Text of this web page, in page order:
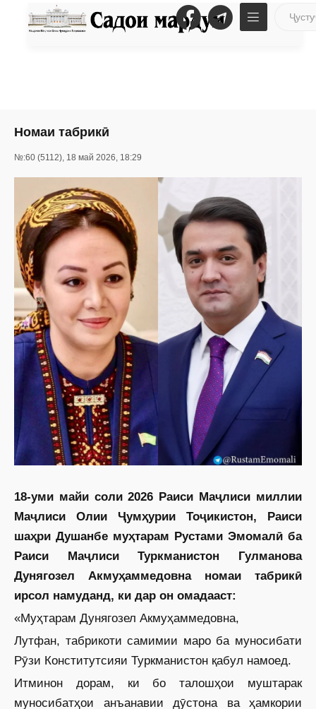
Номаи табрикӣ
№:60 (5112), 18 май 2026, 18:29
18-уми майи соли 2026 Раиси Маҷлиси миллии
Маҷлиси Олии Ҷумҳурии Тоҷикистон, Раиси
шаҳри Душанбе муҳтарам Рустами Эмомалӣ ба
Раиси Маҷлиси Туркманистон Гулманова
Дунягозел Акмуҳаммедовна номаи табрикӣ
ирсол намуданд, ки дар он омадааст:
«Муҳтарам Дунягозел Акмуҳаммедовна,
Лутфан, табрикоти самимии маро ба муносибати
Рӯзи Конс­титутсияи Туркманистон қабул намоед.
Итминон дорам, ки бо талош­ҳои муштарак
муносибатҳои анъанавии дӯстона ва ҳамкории